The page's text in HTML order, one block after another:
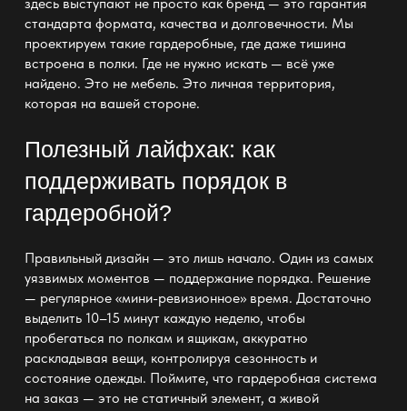
здесь выступают не просто как бренд — это гарантия
стандарта формата, качества и долговечности. Мы
проектируем такие гардеробные, где даже тишина
встроена в полки. Где не нужно искать — всё уже
найдено. Это не мебель. Это личная территория,
которая на вашей стороне.
Полезный лайфхак: как
поддерживать порядок в
гардеробной?
Правильный дизайн — это лишь начало. Один из самых
уязвимых моментов — поддержание порядка. Решение
— регулярное «мини-ревизионное» время. Достаточно
выделить 10–15 минут каждую неделю, чтобы
пробегаться по полкам и ящикам, аккуратно
раскладывая вещи, контролируя сезонность и
состояние одежды. Поймите, что гардеробная система
на заказ — это не статичный элемент, а живой